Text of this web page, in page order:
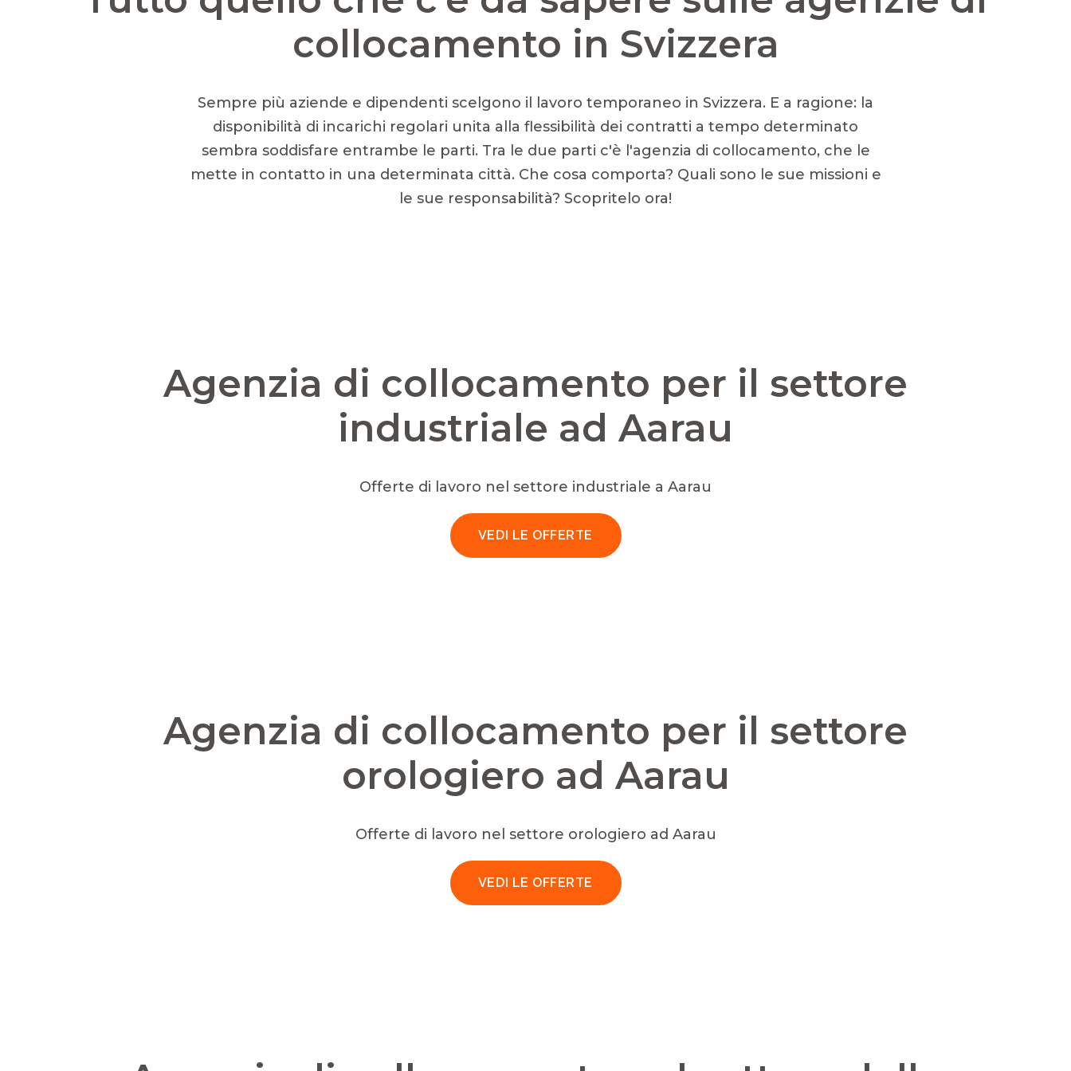
collocamento in Svizzera
Sempre più aziende e dipendenti scelgono il lavoro temporaneo in Svizzera. E a ragione: la
disponibilità di incarichi regolari unita alla flessibilità dei contratti a tempo determinato
sembra soddisfare entrambe le parti. Tra le due parti c'è l'agenzia di collocamento, che le
mette in contatto in una determinata città. Che cosa comporta? Quali sono le sue missioni e
le sue responsabilità? Scopritelo ora!
Agenzia di collocamento per il settore
industriale ad Aarau
Offerte di lavoro nel settore industriale a Aarau
VEDI LE OFFERTE
Agenzia di collocamento per il settore
orologiero ad Aarau
Offerte di lavoro nel settore orologiero ad Aarau
VEDI LE OFFERTE